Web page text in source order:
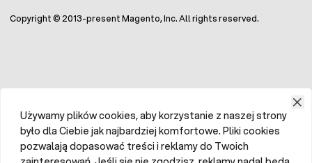
Copyright © 2013-present Magento, Inc. All rights reserved.
Używamy plików cookies, aby korzystanie z naszej strony
było dla Ciebie jak najbardziej komfortowe. Pliki cookies
pozwalają dopasować treści i reklamy do Twoich